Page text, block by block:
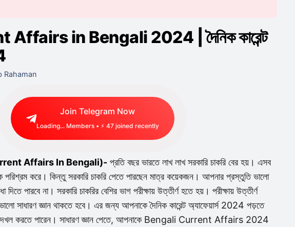
in Bengali 2024 | দৈনিক কারেন্ট
Rahaman
Join Telegram Now
Loading...Members • ⚡ 47joined recently
Current Affairs In Bengali)-প্রতি বছর ভারতে লাখ লাখ সরকারি চাকরি বের হয়। এসব
পরিশ্রম করে। কিন্তু সরকারি চাকরি পেতে পারছেন মাত্র কয়েকজন। আপনার প্রস্তুতি ভালো
দিতে পারবে না। সরকারি চাকরির বেশির ভাগ পরীক্ষায় উত্তীর্ণ হতে হয়। পরীক্ষায় উত্তীর্ণ
সাধারণ জ্ঞান থাকতে হবে। এর জন্য আপনাকে দৈনিক কারেন্ট অ্যাফেয়ার্স 2024 পড়তে
দখল করতে পারেন। সাধারণ জ্ঞান পেতে, আপনাকে Bengali Current Affairs 2024